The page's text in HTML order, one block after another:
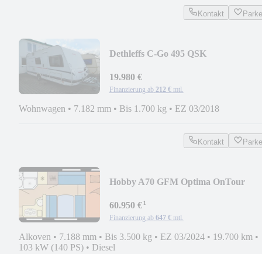
Kontakt
Dethleffs C-Go 495 QSK
19.980 €
Finanzierung ab 212 € mtl.
Wohnwagen • 7.182 mm • Bis 1.700 kg • EZ 03/2018
Kontakt
Hobby A70 GFM Optima OnTour
60.950 €¹
Finanzierung ab 647 € mtl.
Alkoven • 7.188 mm • Bis 3.500 kg • EZ 03/2024 • 19.700 km •
103 kW (140 PS) • Diesel